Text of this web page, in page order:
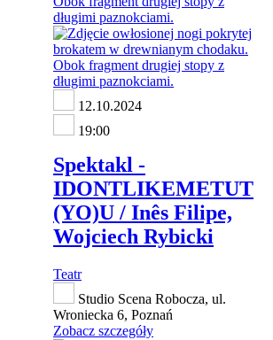
12.10.2024
19:00
Spektakl -
IDONTLIKEMETUT
(YO)U / Inês Filipe,
Wojciech Rybicki
Teatr
Studio Scena Robocza, ul.
Wroniecka 6, Poznań
Zobacz szczegóły